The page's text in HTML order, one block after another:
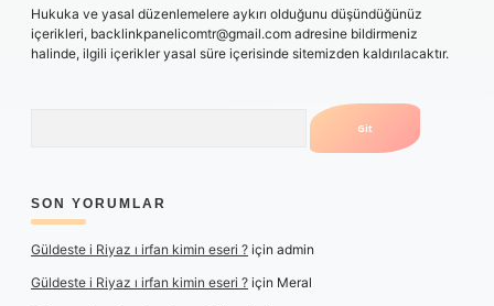
Hukuka ve yasal düzenlemelere aykırı olduğunu düşündüğünüz
içerikleri, backlinkpanelicomtr@gmail.com adresine bildirmeniz
halinde, ilgili içerikler yasal süre içerisinde sitemizden kaldırılacaktır.
SON YORUMLAR
Güldeste i Riyaz ı irfan kimin eseri ? için admin
Güldeste i Riyaz ı irfan kimin eseri ? için Meral